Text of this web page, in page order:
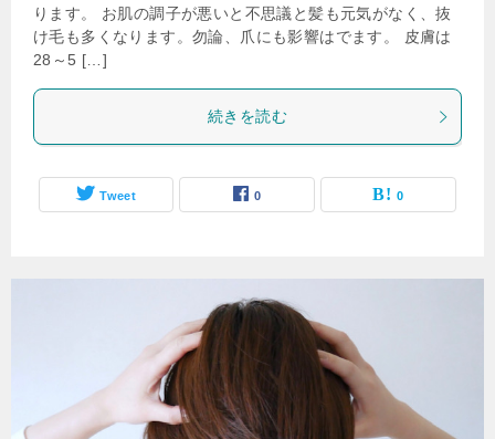
ります。 お肌の調子が悪いと不思議と髪も元気がなく、抜
け毛も多くなります。勿論、爪にも影響はでます。 皮膚は
28～5 […]
続きを読む
Tweet 0 0